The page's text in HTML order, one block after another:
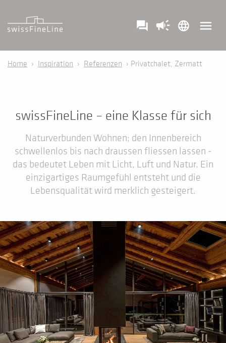
question_answer campaign language menu
Home › Inspiration › Referenzen › Privatchalet, Zermatt
swissFineLine – eine Klasse für sich
Naturverbunden Wohnen; den Innenbereich
schwellenlos bis nach draussen fliessen lassen -
das bedeutet Leben mit Licht, Luft und Natur. Ein
einzigartiges Raumgefühl entsteht und die
Lebensqualität wird merklich gesteigert.